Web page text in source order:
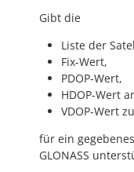
Gibt die
Liste der
Fix-Wert,
PDOP-Wert,
HDOP-Wert
VDOP-Wert
für ein
GLONASS